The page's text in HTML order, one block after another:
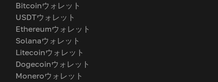
Bitcoinウォレット
USDTウォレット
Ethereumウォレット
Solanaウォレット
Litecoinウォレット
Dogecoinウォレット
Moneroウォレット